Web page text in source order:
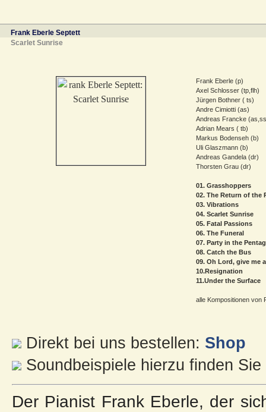
Frank Eberle Septett
Scarlet Sunrise
Frank Eberle (p)
Axel Schlosser (tp,flh)
Jürgen Bothner ( ts)
Andre Cimiotti (as)
Andreas Francke
Adrian Mears ( tb)
Markus Bodenseh (b)
Uli Glaszmann (b)
Andreas Gandela (dr)
Thorsten Grau (dr)
01. Grasshoppers
02. The Return of the
03. Vibrations
04. Scarlet Sunrise
05. Fatal Passions
06. The Funeral
07. Party in the
08. Catch the Bus
09. Oh Lord, give me
10.Resignation
11.Under the Surface
alle Kompositionen von
Direkt bei uns bestellen: Shop
Soundbeispiele hierzu finden
Der Pianist Frank Eberle, der